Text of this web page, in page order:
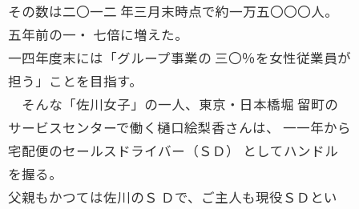
その数は二〇一二 年三月末時点で約一万五〇〇〇人。
五年前の一・ 七倍に増えた。
一四年度末には「グループ事業の 三〇％を女性従業員が
担う」ことを目指す。
そんな「佐川女子」の一人、東京・日本橋堀 留町の
サービスセンターで働く樋口絵梨香さんは、 一一年から
宅配便のセールスドライバー（ＳＤ） としてハンドル
を握る。
父親もかつては佐川のＳ Ｄで、ご主人も現役ＳＤとい